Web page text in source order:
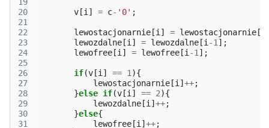
20
21
22
23
24
25
26
27
28
29
30
31
v [i ] = c- '0' ;
lewostacjonarnie [i ] = lewostacjonarnie [
lewozdalne [i ] = lewozdalne [i -1 ];
lewofree [i ] = lewofree [i -1 ];
if(v [i ] == 1 ){
lewostacjonarnie [i ] ++;
}else if(v [i ] == 2){
lewozdalne [i ] ++;
}else{
lewofree [i ] ++;